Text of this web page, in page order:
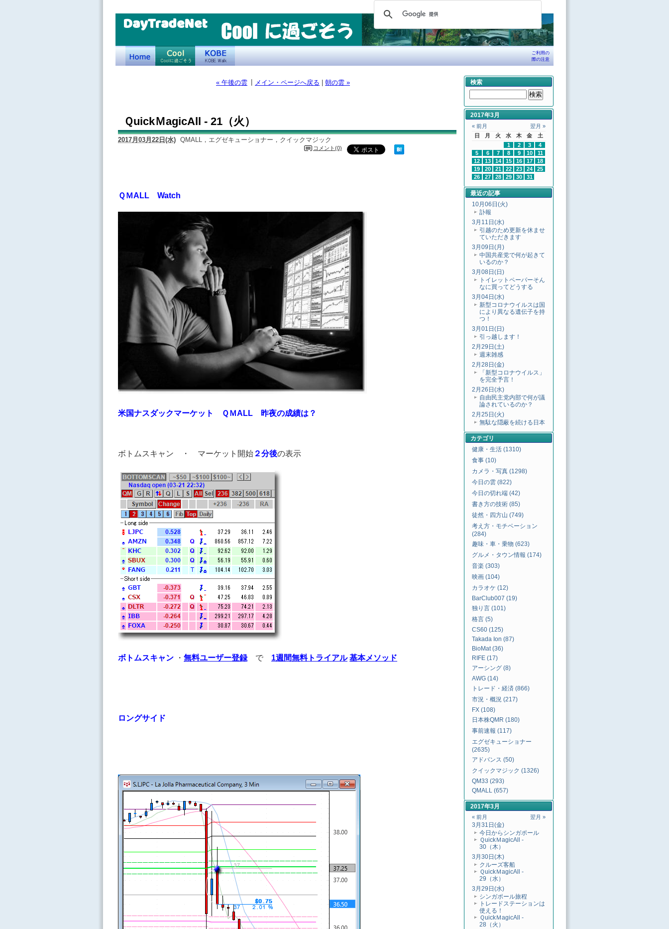
DayTradeNet
ご利用の
際の注意
« 午後の雲 メイン・ページへ戻る 朝の雲 »
ＱuickＭagicAll - 21（火）
2017月03月22日(水) QMALL，エグゼキューショナー，クイックマジック
コメント(0)
ＱＭALL Watch
米国ナスダックマーケット ＱＭALL 昨夜の成績は？
ボトムスキャン ・ マーケット開始 ２分後の表示
ボトムスキャン ・ 無料ユーザー登録で 1週間無料トライアル 基本メソッド
ロングサイド
検索
2017年3月
« 前月
翌月 »
日
月 火 水 木 金
土
1
2 3
4
5
6 7 8 9 10
11
12
13 14 15 16 17
18
19
20 21 22 23 24
25
26
27 28 29 30 31
最近の記事
10月06日(火)
訃報
3月11日(水)
引越のため更新を休ませ
ていただきます
3月09日(月)
中国共産党で何が起きて
いるのか？
3月08日(日)
トイレットペーパーそん
なに買ってどうする
3月04日(水)
新型コロナウイルスは国
により異なる遺伝子を持
つ！
3月01日(日)
引っ越します！
2月29日(土)
週末雑感
2月28日(金)
「新型コロナウイルス」
を完全予言！
2月26日(水)
自由民主党内部で何が議
論されているのか？
2月25日(火)
無駄な隠蔽を続ける日本
カテゴリ
健康・生活 (1310)
食事 (10)
カメラ・写真 (1298)
今日の雲 (822)
今日の切れ端 (42)
書き方の技術 (85)
徒然・四方山 (749)
考え方・モチベーション
(284)
趣味・車・乗物 (623)
グルメ・タウン情報 (174)
音楽 (303)
映画 (104)
カラオケ (12)
BarClub007 (19)
独り言 (101)
格言 (5)
CS60 (125)
Takada Ion (87)
BioMat (36)
RIFE (17)
アーシング (8)
AWG (14)
トレード・経済 (866)
市況・概況 (217)
FX (108)
日本株QMR (180)
事前速報 (117)
エグゼキューショナー
(2635)
アドバンス (50)
クイックマジック (1326)
QM33 (293)
QMALL (657)
2017年3月
« 前月 翌月 »
3月31日(金)
今日からシンガポール
ＱuickＭagicAll -
30（木）
3月30日(木)
クルーズ客船
ＱuickＭagicAll -
29（水）
3月29日(水)
シンガポール旅程
トレードステーションは
使える！
ＱuickＭagicAll -
28（火）